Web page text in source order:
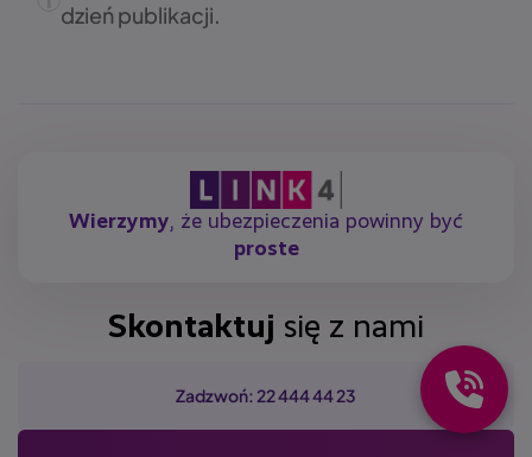
dzień publikacji.
Wierzymy, że ubezpieczenia powinny być
proste
Skontaktuj się z nami
Zadzwoń: 22 444 44 23